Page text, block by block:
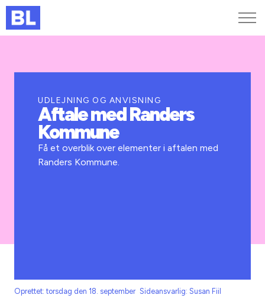
Kurser og arrangementer
Jobportalen
UDLEJNING OG ANVISNING
Aftale med Randers
Kommune
Få et overblik over elementer i aftalen med
Randers Kommune.
Oprettet: torsdag den 18. september Sideansvarlig: Susan Fiil